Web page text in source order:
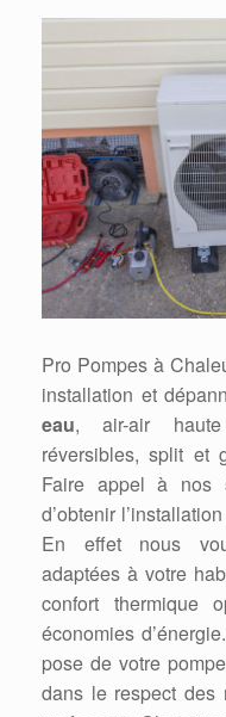
Pro Pompes à
installation et
eau, air-air haute
réversibles, split et
Faire appel à nos
d’obtenir
En effet nous
adaptées à votre
confort thermique
économies
pose de votre
dans le respect des